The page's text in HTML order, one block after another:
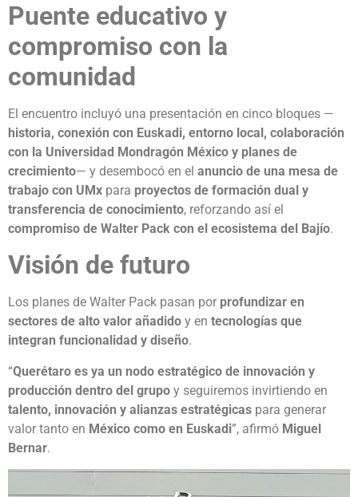
Puente educativo y
compromiso con la
comunidad
El encuentro incluyó una presentación en cinco bloques —
historia, conexión con Euskadi, entorno local, colaboración
con la Universidad Mondragón México y planes de
crecimiento— y desembocó en el anuncio de una mesa de
trabajo con UMx para proyectos de formación dual y
transferencia de conocimiento, reforzando así el
compromiso de Walter Pack con el ecosistema del Bajío.
Visión de futuro
Los planes de Walter Pack pasan por profundizar en
sectores de alto valor añadido y en tecnologías que
integran funcionalidad y diseño.
“Querétaro es ya un nodo estratégico de innovación y
producción dentro del grupo y seguiremos invirtiendo en
talento, innovación y alianzas estratégicas para generar
valor tanto en México como en Euskadi”, afirmó Miguel
Bernar.